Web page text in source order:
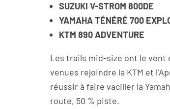
SUZUKI V-STROM 800DE
YAMAHA TÉNÉRÉ 700
KTM 890 ADVENTURE
Les trails mid-size ont le vent
venues rejoindre la KTM et
réussir à faire vaciller la
route, 50 % piste.